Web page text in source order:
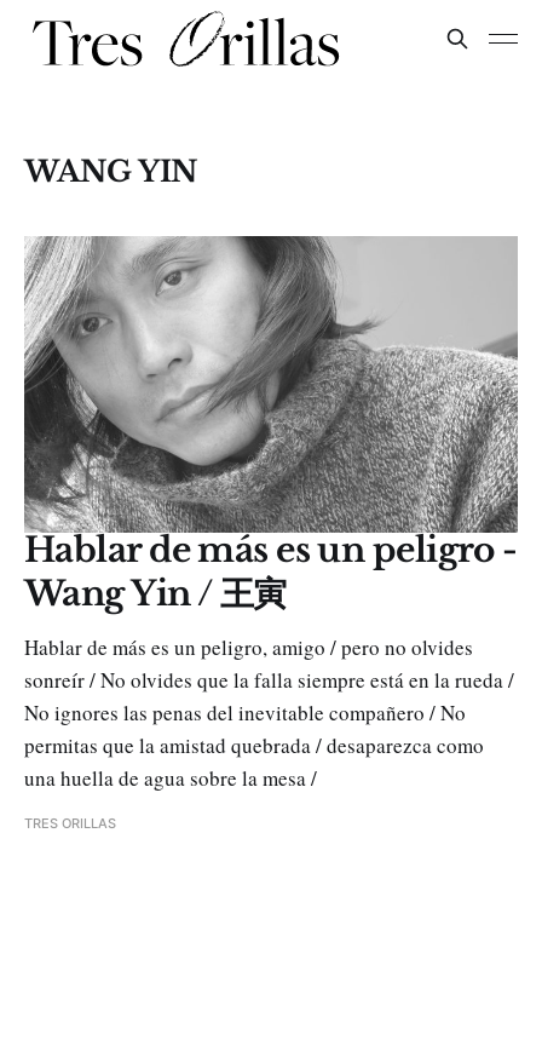
WANG YIN
Hablar de más es un peligro -
Wang Yin / 王寅
Hablar de más es un peligro, amigo / pero no olvides
sonreír / No olvides que la falla siempre está en la rueda /
No ignores las penas del inevitable compañero / No
permitas que la amistad quebrada / desaparezca como
una huella de agua sobre la mesa /
TRES ORILLAS